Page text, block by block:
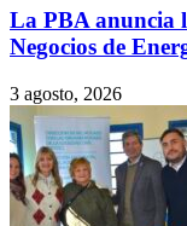
La PBA anuncia
Negocios de
3 agosto, 2026